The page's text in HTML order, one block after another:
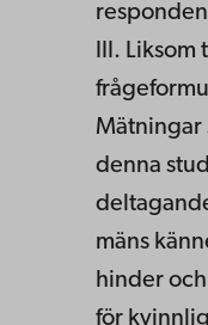
III. Liksom
Mätningar
denna
mäns
hinder
för